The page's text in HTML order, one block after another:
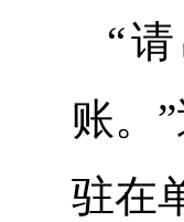
“
账。
驻在